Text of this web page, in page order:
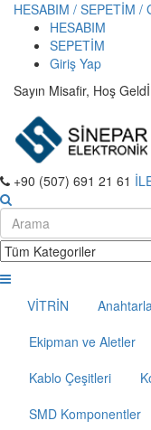
HESABIM / SEPETİM /
HESABIM
SEPETİM
Giriş Yap
Sayın Misafir, Hoş
+90 (507) 691 21 61
VİTRİN
Ekipman ve Aletler
Kablo Çeşitleri
SMD Komponentler